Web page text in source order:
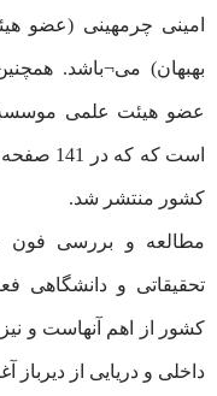
امینی چرمهینی (عضو
بهبهان) می¬باشد.
عضو هیئت علمی موسسه
است که
کشور منتشر شد.
مطالعه و بررسی فون
تحقیقاتی و دانشگاهی
کشور از اهم آنهاست و
داخلی و دریایی از